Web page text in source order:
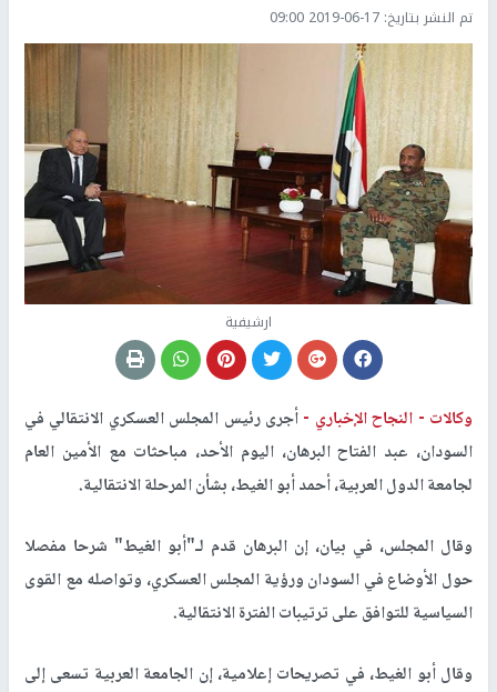
تم النشر بتاريخ: 2019-06-17 09:00
ارشيفية
وكالات - النجاح الإخباري -أجرى رئيس المجلس العسكري الانتقالي في
السودان، عبد الفتاح البرهان، اليوم الأحد، مباحثات مع الأمين العام
لجامعة الدول العربية، أحمد أبو الغيط، بشأن المرحلة الانتقالية.
وقال المجلس، في بيان، إن البرهان قدم لـ"أبو الغيط" شرحا مفصلا
حول الأوضاع في السودان ورؤية المجلس العسكري، وتواصله مع القوى
السياسية للتوافق على ترتيبات الفترة الانتقالية.
وقال أبو الغيط، في تصريحات إعلامية، إن الجامعة العربية تسعى إلى